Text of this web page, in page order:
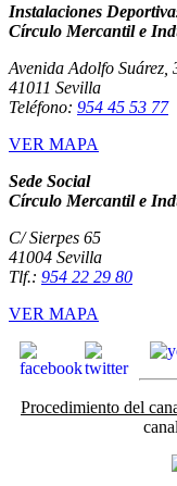
Instalaciones
Círculo Mercantil e
Avenida Adolfo Suárez,
41011 Sevilla
Teléfono: 954 45 53 77
VER MAPA
Sede Social
Círculo Mercantil e
C/ Sierpes 65
41004 Sevilla
Tlf.: 954 22 29 80
VER MAPA
Procedimiento del